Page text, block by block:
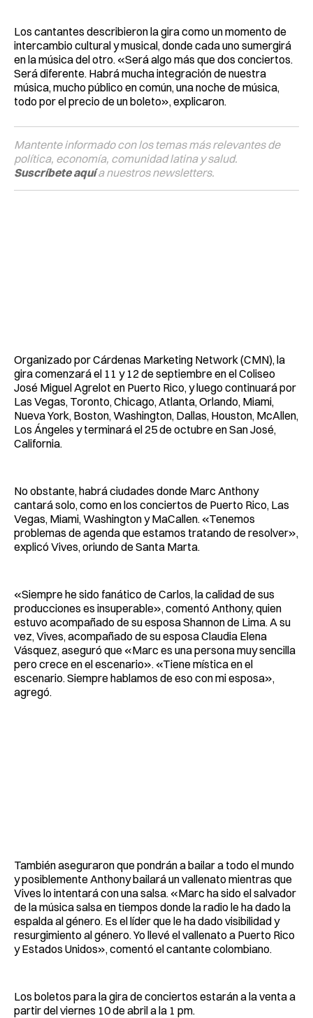
Los cantantes describieron la gira como un momento de
intercambio cultural y musical, donde cada uno sumergirá
en la música del otro. «Será algo más que dos conciertos.
Será diferente. Habrá mucha integración de nuestra
música, mucho público en común, una noche de música,
todo por el precio de un boleto», explicaron.
Mantente informado con los temas más relevantes de
política, economía, comunidad latina y salud.
Suscríbete aquía nuestros newsletters.
Organizado por Cárdenas Marketing Network (CMN), la
gira comenzará el 11 y 12 de septiembre en el Coliseo
José Miguel Agrelot en Puerto Rico, y luego continuará por
Las Vegas, Toronto, Chicago, Atlanta, Orlando, Miami,
Nueva York, Boston, Washington, Dallas, Houston, McAllen,
Los Ángeles y terminará el 25 de octubre en San José,
California.
No obstante, habrá ciudades donde Marc Anthony
cantará solo, como en los conciertos de Puerto Rico, Las
Vegas, Miami, Washington y MaCallen. «Tenemos
problemas de agenda que estamos tratando de resolver»,
explicó Vives, oriundo de Santa Marta.
«Siempre he sido fanático de Carlos, la calidad de sus
producciones es insuperable», comentó Anthony, quien
estuvo acompañado de su esposa Shannon de Lima. A su
vez, Vives, acompañado de su esposa Claudia Elena
Vásquez, aseguró que «Marc es una persona muy sencilla
pero crece en el escenario». «Tiene mística en el
escenario. Siempre hablamos de eso con mi esposa»,
agregó.
También aseguraron que pondrán a bailar a todo el mundo
y posiblemente Anthony bailará un vallenato mientras que
Vives lo intentará con una salsa. «Marc ha sido el salvador
de la música salsa en tiempos donde la radio le ha dado la
espalda al género. Es el líder que le ha dado visibilidad y
resurgimiento al género. Yo llevé el vallenato a Puerto Rico
y Estados Unidos», comentó el cantante colombiano.
Los boletos para la gira de conciertos estarán a la venta a
partir del viernes 10 de abril a la 1 pm.